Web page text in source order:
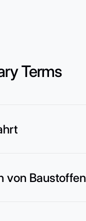
Terms
von Baustoffen